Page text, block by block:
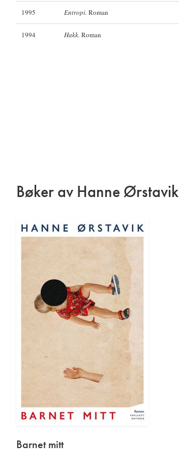
1995 Entropi. Roman
1994 Hakk. Roman
Bøker av Hanne Ørstavik
Barnet mitt